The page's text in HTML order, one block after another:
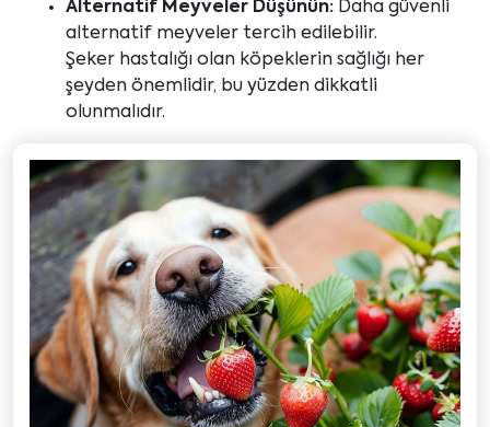
Alternatif Meyveler Düşünün: Daha güvenli
alternatif meyveler tercih edilebilir.
Şeker hastalığı olan köpeklerin sağlığı her
şeyden önemlidir, bu yüzden dikkatli
olunmalıdır.